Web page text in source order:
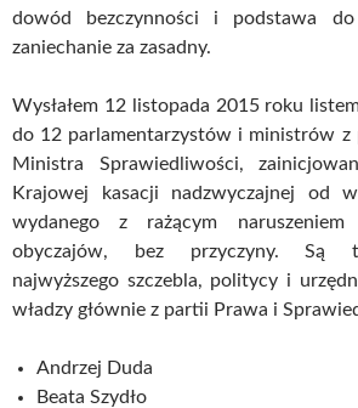
dowód bezczynności i podstawa
zaniechanie za zasadny.
Wysłałem 12 listopada 2015 roku
do 12 parlamentarzystów i ministrów z
Ministra Sprawiedliwości,
Krajowej kasacji nadzwyczajnej od
wydanego z rażącym
obyczajów, bez przyczyny. Są
najwyższego szczebla, politycy i
władzy głównie z partii Prawa i
Andrzej Duda
Beata Szydło